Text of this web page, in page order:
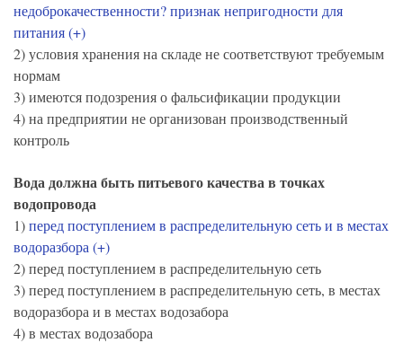
недоброкачественности? признак непригодности для
питания (+)
2) условия хранения на складе не соответствуют требуемым
нормам
3) имеются подозрения о фальсификации продукции
4) на предприятии не организован производственный
контроль
Вода должна быть питьевого качества в точках
водопровода
1)перед поступлением в распределительную сеть и в местах
водоразбора (+)
2) перед поступлением в распределительную сеть
3) перед поступлением в распределительную сеть, в местах
водоразбора и в местах водозабора
4) в местах водозабора